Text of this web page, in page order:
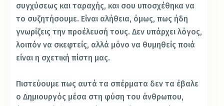
συγχύσεως και ταραχής, και σου υποσχέθηκα να
το συζητήσουμε. Είναι αλήθεια, όμως, πως ήδη
γνωρίζεις την προέλευσή τους. Δεν υπάρχει λόγος,
λοιπόν να σκεφτείς, αλλά μόνο να θυμηθείς ποιά
είναι η σχετική πίστη μας.
Πιστεύουμε πως αυτά τα σπέρματα δεν τα έβαλε
ο Δημιουργός μέσα στη φύση του άνθρωπου,